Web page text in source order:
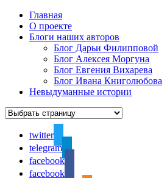
Главная
О проекте
Блоги наших авторов
Блог Дарьи Филипповой
Блог Алексея Моргуна
Блог Евгения Вихарева
Блог Ивана Книголюбова
Невыдуманные истории
twitter
telegram
facebook
facebook